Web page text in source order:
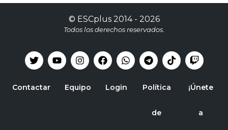
© ESCplus2014 - 2026
Todos los derechos reservados.
Contactar Equipo Login Política
de
¡Únete
a